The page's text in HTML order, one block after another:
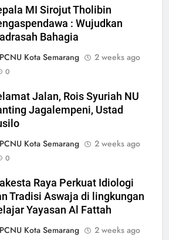
MI Sirojut Tholibin
: Wujudkan
Bahagia
PCNU Kota Semarang
2 weeks ago
0
Jalan, Rois Syuriah NU
Jagalempeni, Ustad
PCNU Kota Semarang
2 weeks ago
0
Raya Perkuat Idiologi
Tradisi Aswaja di lingkungan
Yayasan Al Fattah
PCNU Kota Semarang
2 weeks ago
KETURUNAN SUNAN KALIJAGA
YANG JADI CARIK DAN
MENDAKWAHKAN ISLAM DI
WONOSALAM DEMAK
ARTIKEL DAN OPINI
Ketua Umum DPP FKDT Usulkan
Insentif Guru MDT kepada
BERITA
“Kekuatan Perempuan” di SKK
Geoekonomi untuk Menang
Geopolitik
Strategi Pengembangan PMII
dan Penguatan Ideologi